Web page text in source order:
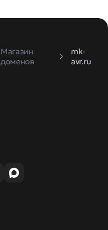
Магазин
доменов
mk-
avr.ru